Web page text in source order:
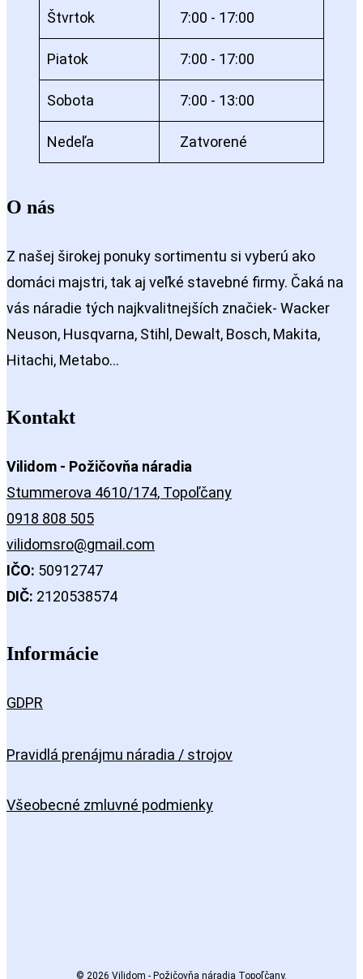
Štvrtok 7:00 - 17:00
Piatok 7:00 - 17:00
Sobota 7:00 - 13:00
Nedeľa Zatvorené
O nás
Z našej širokej ponuky sortimentu si vyberú ako
domáci majstri, tak aj veľké stavebné firmy. Čaká na
vás náradie tých najkvalitnejších značiek- Wacker
Neuson, Husqvarna, Stihl, Dewalt, Bosch, Makita,
Hitachi, Metabo…
Kontakt
Vilidom - Požičovňa náradia
Stummerova 4610/174, Topoľčany
0918 808 505
vilidomsro@gmail.com
IČO: 50912747
DIČ: 2120538574
Informácie
GDPR
Pravidlá prenájmu náradia / strojov
Všeobecné zmluvné podmienky
© 2026 Vilidom - Požičovňa náradia Topoľčany.